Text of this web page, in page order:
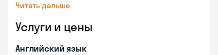
Читать дальше
Услуги и цены
Английский язык